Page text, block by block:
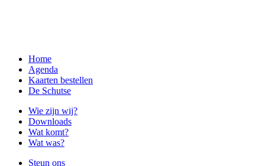
Home
Agenda
Kaarten bestellen
De Schutse
Wie zijn wij?
Downloads
Wat komt?
Wat was?
Steun ons